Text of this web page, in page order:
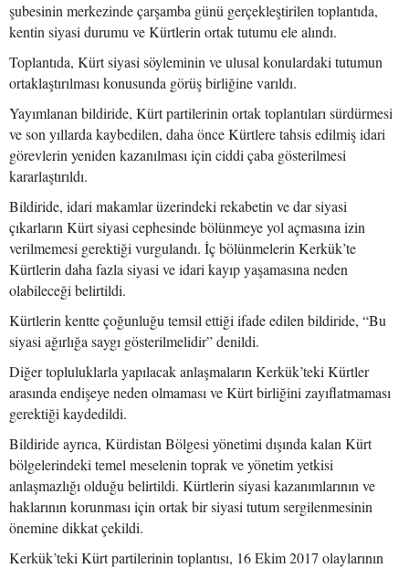
şubesinin merkezinde çarşamba günü gerçekleştirilen toplantıda,
kentin siyasi durumu ve Kürtlerin ortak tutumu ele alındı.
Toplantıda, Kürt siyasi söyleminin ve ulusal konulardaki tutumun
ortaklaştırılması konusunda görüş birliğine varıldı.
Yayımlanan bildiride, Kürt partilerinin ortak toplantıları sürdürmesi
ve son yıllarda kaybedilen, daha önce Kürtlere tahsis edilmiş idari
görevlerin yeniden kazanılması için ciddi çaba gösterilmesi
kararlaştırıldı.
Bildiride, idari makamlar üzerindeki rekabetin ve dar siyasi
çıkarların Kürt siyasi cephesinde bölünmeye yol açmasına izin
verilmemesi gerektiği vurgulandı. İç bölünmelerin Kerkük’te
Kürtlerin daha fazla siyasi ve idari kayıp yaşamasına neden
olabileceği belirtildi.
Kürtlerin kentte çoğunluğu temsil ettiği ifade edilen bildiride, “Bu
siyasi ağırlığa saygı gösterilmelidir” denildi.
Diğer topluluklarla yapılacak anlaşmaların Kerkük’teki Kürtler
arasında endişeye neden olmaması ve Kürt birliğini zayıflatmaması
gerektiği kaydedildi.
Bildiride ayrıca, Kürdistan Bölgesi yönetimi dışında kalan Kürt
bölgelerindeki temel meselenin toprak ve yönetim yetkisi
anlaşmazlığı olduğu belirtildi. Kürtlerin siyasi kazanımlarının ve
haklarının korunması için ortak bir siyasi tutum sergilenmesinin
önemine dikkat çekildi.
Kerkük’teki Kürt partilerinin toplantısı, 16 Ekim 2017 olaylarının